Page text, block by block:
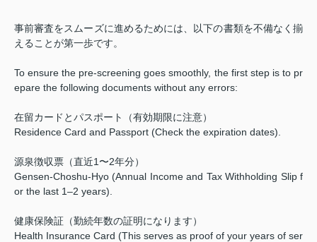
事前審査をスムーズに進めるためには、以下の書類を不備なく揃
えることが第一歩です。
To ensure the pre-screening goes smoothly, the first step is to pr
epare the following documents without any errors:
在留カードとパスポート（有効期限に注意）
Residence Card and Passport (Check the expiration dates).
源泉徴収票（直近1〜2年分）
Gensen-Choshu-Hyo (Annual Income and Tax Withholding Slip f
or the last 1–2 years).
健康保険証（勤続年数の証明になります）
Health Insurance Card (This serves as proof of your years of ser